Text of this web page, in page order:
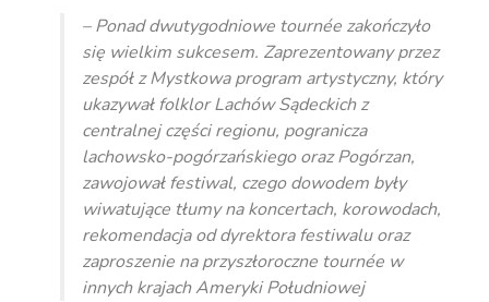
– Ponad dwutygodniowe tournée zakończyło
się wielkim sukcesem. Zaprezentowany przez
zespół z Mystkowa program artystyczny, który
ukazywał folklor Lachów Sądeckich z
centralnej części regionu, pogranicza
lachowsko-pogórzańskiego oraz Pogórzan,
zawojował festiwal, czego dowodem były
wiwatujące tłumy na koncertach, korowodach,
rekomendacja od dyrektora festiwalu oraz
zaproszenie na przyszłoroczne tournée w
innych krajach Ameryki Południowej